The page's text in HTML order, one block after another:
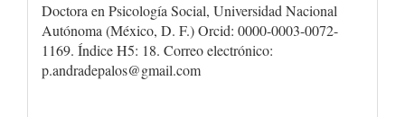
Doctora en Psicología Social, Universidad Nacional
Autónoma (México, D. F.) Orcid: 0000-0003-0072-
1169. Índice H5: 18. Correo electrónico:
p.andradepalos@gmail.com